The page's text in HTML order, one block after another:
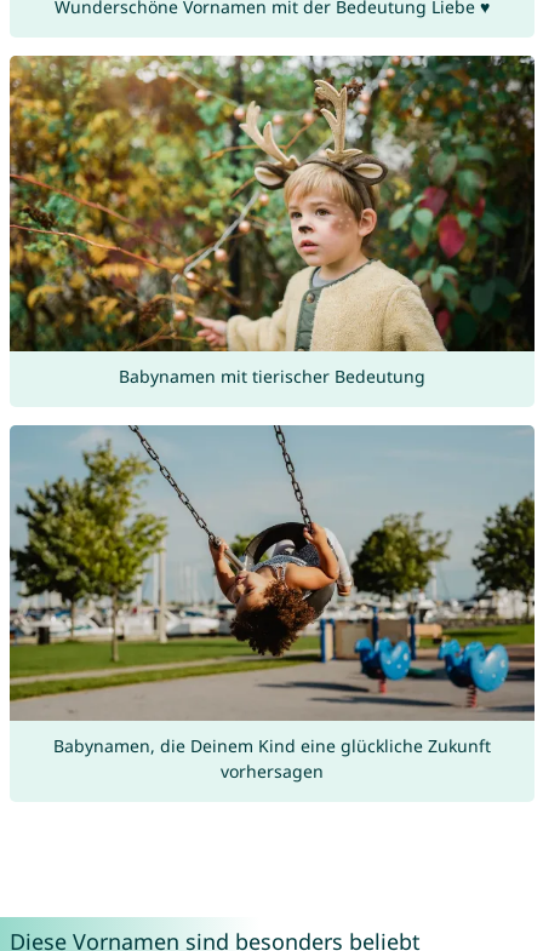
Wunderschöne Vornamen mit der Bedeutung Liebe ♥
Babynamen mit tierischer Bedeutung
Babynamen, die Deinem Kind eine glückliche Zukunft
vorhersagen
Diese Vornamen sind besonders beliebt